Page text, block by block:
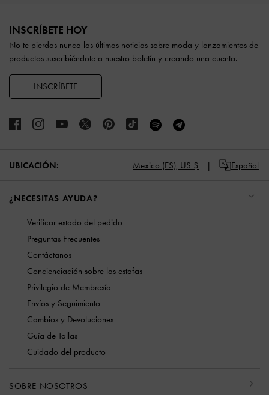
INSCRÍBETE HOY
No te pierdas nunca las últimas noticias sobre moda y lanzamientos de
productos suscribiéndote a nuestro boletín y creando una cuenta.
INSCRÍBETE
UBICACIÓN: Mexico (ES), US $ Español
¿NECESITAS AYUDA?
Verificar estado del pedido
Preguntas Frecuentes
Contáctanos
Concienciación sobre las estafas
Privilegio de Membresía
Envíos y Seguimiento
Cambios y Devoluciones
Guía de Tallas
Cuidado del producto
SOBRE NOSOTROS